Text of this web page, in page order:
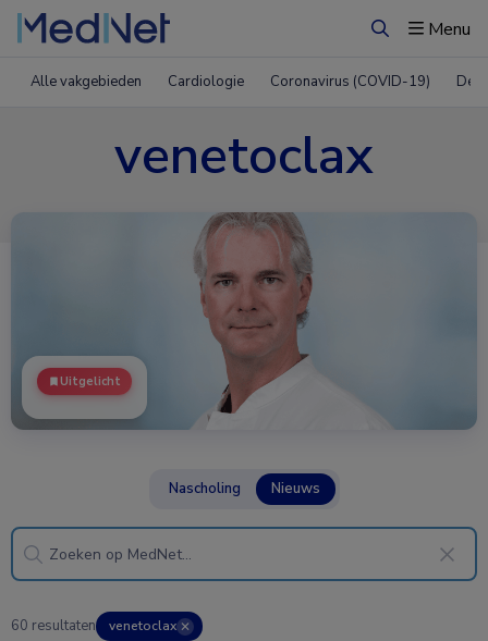
ZoekenMenu
Alle vakgebieden Cardiologie Coronavirus (COVID-19)
venetoclax
Uitgelicht
Nascholing Nieuws
60 resultaten venetoclax ✕